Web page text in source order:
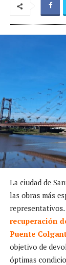
La ciudad de
las obras más
recuperación
Puente
objetivo de
óptimas